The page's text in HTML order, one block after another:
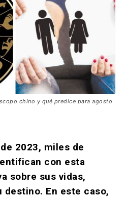
chino y qué predice para agosto
2023, miles de
con esta
sobre sus vidas,
destino. En este caso,